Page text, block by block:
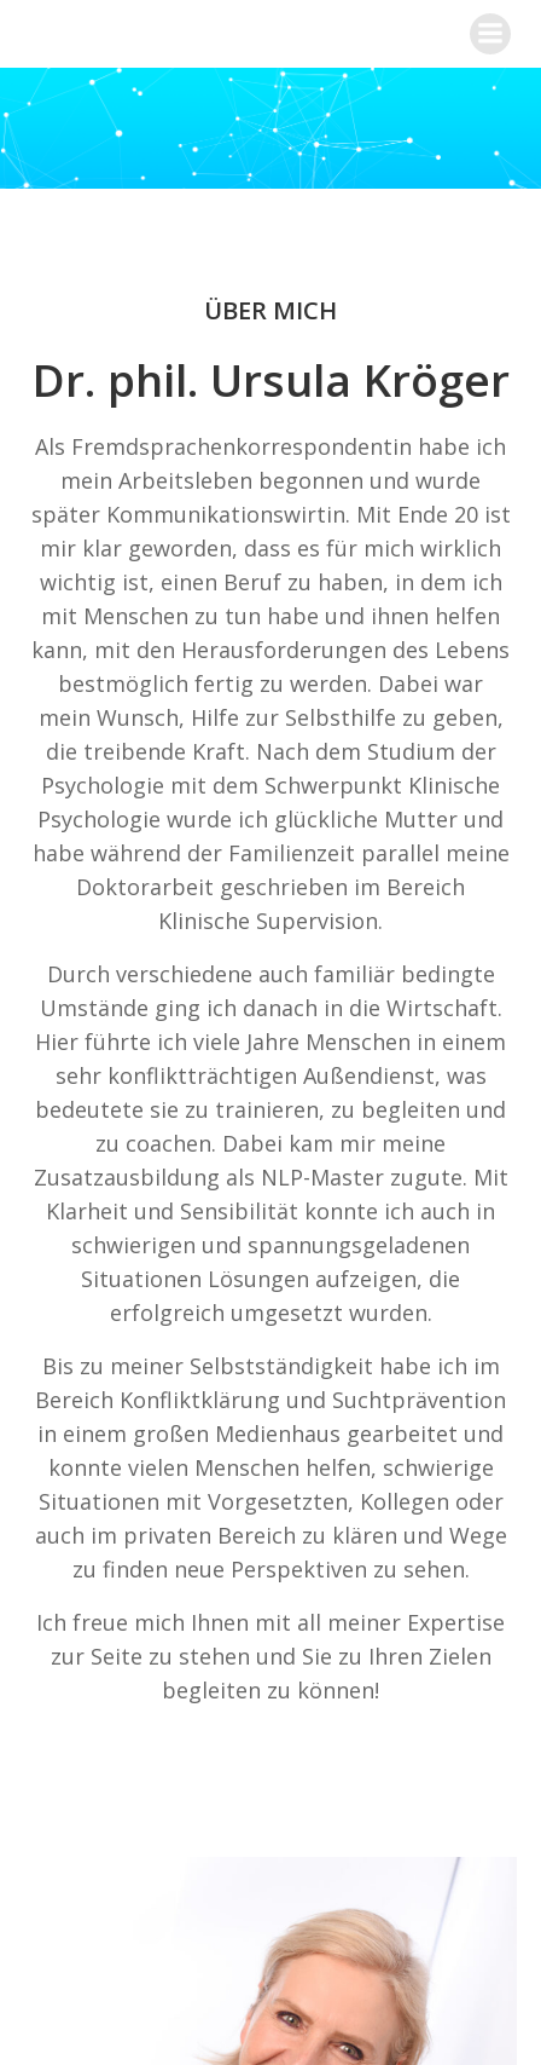
springen
ÜBER MICH
Dr. phil. Ursula Kröger
Als Fremdsprachenkorrespondentin habe ich
mein Arbeitsleben begonnen und wurde
später Kommunikationswirtin. Mit Ende 20 ist
mir klar geworden, dass es für mich wirklich
wichtig ist, einen Beruf zu haben, in dem ich
mit Menschen zu tun habe und ihnen helfen
kann, mit den Herausforderungen des Lebens
bestmöglich fertig zu werden. Dabei war
mein Wunsch, Hilfe zur Selbsthilfe zu geben,
die treibende Kraft. Nach dem Studium der
Psychologie mit dem Schwerpunkt Klinische
Psychologie wurde ich glückliche Mutter und
habe während der Familienzeit parallel meine
Doktorarbeit geschrieben im Bereich
Klinische Supervision.
Durch verschiedene auch familiär bedingte
Umstände ging ich danach in die Wirtschaft.
Hier führte ich viele Jahre Menschen in einem
sehr konfliktträchtigen Außendienst, was
bedeutete sie zu trainieren, zu begleiten und
zu coachen. Dabei kam mir meine
Zusatzausbildung als NLP-Master zugute. Mit
Klarheit und Sensibilität konnte ich auch in
schwierigen und spannungsgeladenen
Situationen Lösungen aufzeigen, die
erfolgreich umgesetzt wurden.
Bis zu meiner Selbstständigkeit habe ich im
Bereich Konfliktklärung und Suchtprävention
in einem großen Medienhaus gearbeitet und
konnte vielen Menschen helfen, schwierige
Situationen mit Vorgesetzten, Kollegen oder
auch im privaten Bereich zu klären und Wege
zu finden neue Perspektiven zu sehen.
Ich freue mich Ihnen mit all meiner Expertise
zur Seite zu stehen und Sie zu Ihren Zielen
begleiten zu können!